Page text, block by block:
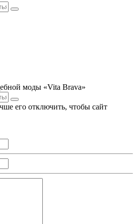
моды «Vita Brava»
его отключить, чтобы сайт